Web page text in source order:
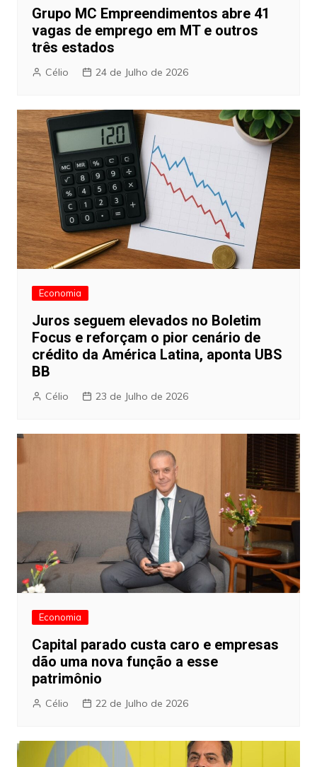
Grupo MC Empreendimentos abre 41
vagas de emprego em MT e outros
três estados
Célio 24 de Julho de 2026
Economia
Juros seguem elevados no Boletim
Focus e reforçam o pior cenário de
crédito da América Latina, aponta UBS
BB
Célio 23 de Julho de 2026
Economia
Capital parado custa caro e empresas
dão uma nova função a esse
patrimônio
Célio 22 de Julho de 2026